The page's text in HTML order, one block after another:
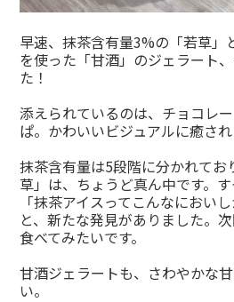
早速、抹茶含有量3%の「若草」
を使った「甘酒」のジェラート
た！
添えられているのは、チョコレ
ぱ。かわいいビジュアルに癒され
抹茶含有量は5段階に分かれてお
草」は、ちょうど真ん中です。
「抹茶アイスってこんなにおい
と、新たな発見がありました。
食べてみたいです。
甘酒ジェラートも、さわやかな
い。